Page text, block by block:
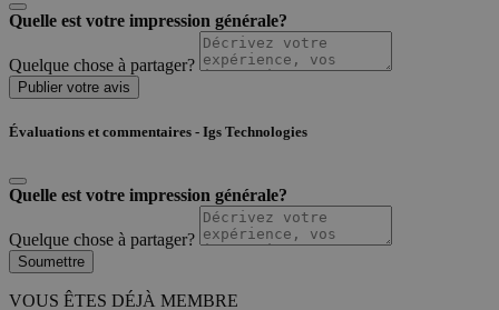
Quelle est votre impression générale?
Quelque chose à partager?
Publier votre avis
Évaluations et commentaires - Igs Technologies
Quelle est votre impression générale?
Quelque chose à partager?
Soumettre
VOUS ÊTES DÉJÀ MEMBRE